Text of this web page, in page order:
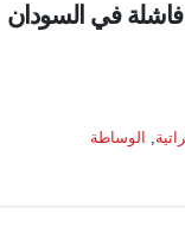
في السودان
الوساطة